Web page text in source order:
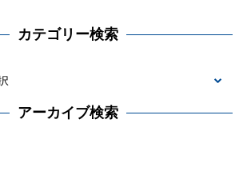
カテゴリー検索
アーカイブ検索